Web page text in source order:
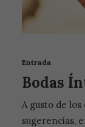
Entrada
Bodas
A gusto de
sugerencias,